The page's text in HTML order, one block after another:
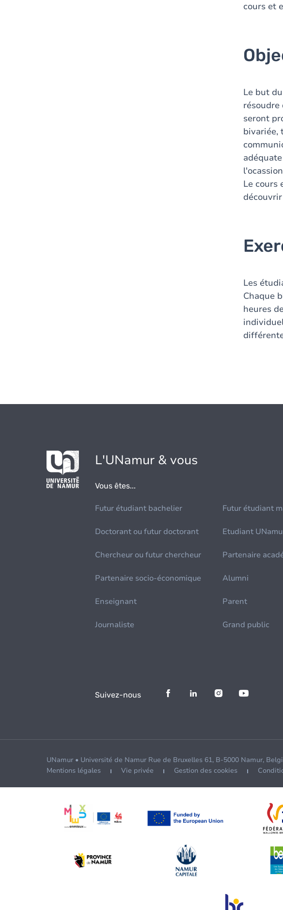
cours et
Le but
seront
bivariée,
Le cours
Les
Chaque
heures
L'UNamur & vous
Vous êtes...
Futur étudiant bachelier Futur étudiant
Doctorant ou futur doctorant Etudiant
Chercheur ou futur chercheur Partenaire
Partenaire socio-économique Alumni
Enseignant Parent
Journaliste Grand public
Suivez-nous
UNamur • Université de Namur Rue de Bruxelles 61, B-5000 Namur,
Mentions légales
Vie privée Gestion des cookies